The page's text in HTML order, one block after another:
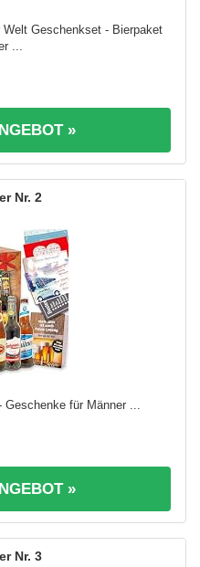
Geschenkset - Bierpaket
...
»
2
Geschenke für Männer ...
»
3